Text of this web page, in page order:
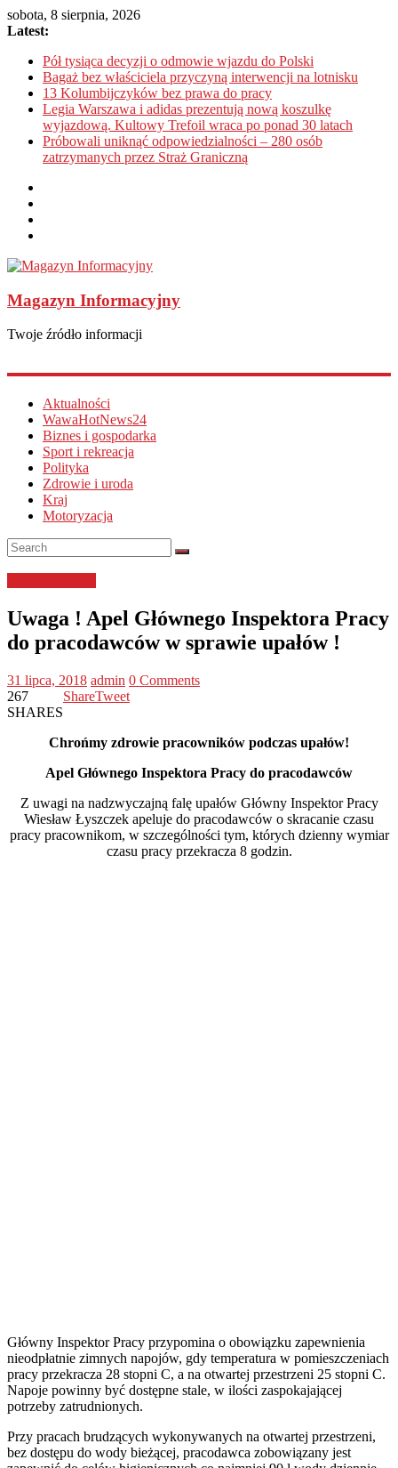
sobota, 8 sierpnia, 2026
Latest:
Pół tysiąca decyzji o odmowie wjazdu do Polski
Bagaż bez właściciela przyczyną interwencji na lotnisku
13 Kolumbijczyków bez prawa do pracy
Legia Warszawa i adidas prezentują nową koszulkę
wyjazdową. Kultowy Trefoil wraca po ponad 30 latach
Próbowali uniknąć odpowiedzialności – 280 osób
zatrzymanych przez Straż Graniczną
Magazyn Informacyjny
Twoje źródło informacji
Aktualności
WawaHotNews24
Biznes i gospodarka
Sport i rekreacja
Polityka
Zdrowie i uroda
Kraj
Motoryzacja
Uwaga ! Apel Głównego Inspektora Pracy
do pracodawców w sprawie upałów !
31 lipca, 2018 admin 0 Comments
267
SHARES
ShareTweet
Chrońmy zdrowie pracowników podczas upałów!
Apel Głównego Inspektora Pracy do pracodawców
Z uwagi na nadzwyczajną falę upałów Główny Inspektor Pracy
Wiesław Łyszczek apeluje do pracodawców o skracanie czasu
pracy pracownikom, w szczególności tym, których dzienny wymiar
czasu pracy przekracza 8 godzin.
Główny Inspektor Pracy przypomina o obowiązku zapewnienia
nieodpłatnie zimnych napojów, gdy temperatura w pomieszczeniach
pracy przekracza 28 stopni C, a na otwartej przestrzeni 25 stopni C.
Napoje powinny być dostępne stale, w ilości zaspokajającej
potrzeby zatrudnionych.
Przy pracach brudzących wykonywanych na otwartej przestrzeni,
bez dostępu do wody bieżącej, pracodawca zobowiązany jest